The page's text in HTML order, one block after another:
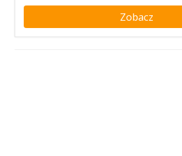
Zobacz